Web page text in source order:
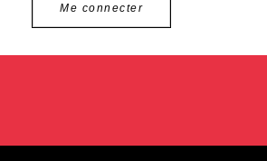
Me connecter